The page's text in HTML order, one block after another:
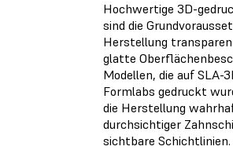
Hochwertige 3D-
sind die
Herstellung
glatte
Modellen, die auf SLA-
Formlabs gedruckt
die Herstellung
durchsichtiger
sichtbare Schichtlinien.